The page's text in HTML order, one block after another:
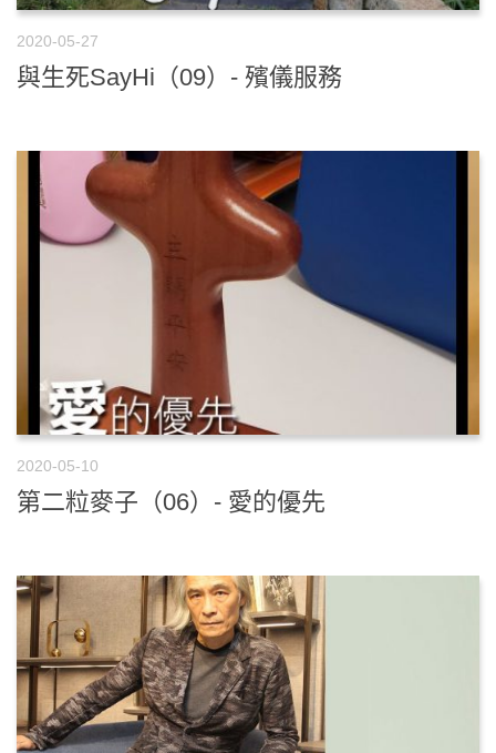
2020-05-27
與生死SayHi（09）- 殯儀服務
2020-05-10
第二粒麥子（06）- 愛的優先